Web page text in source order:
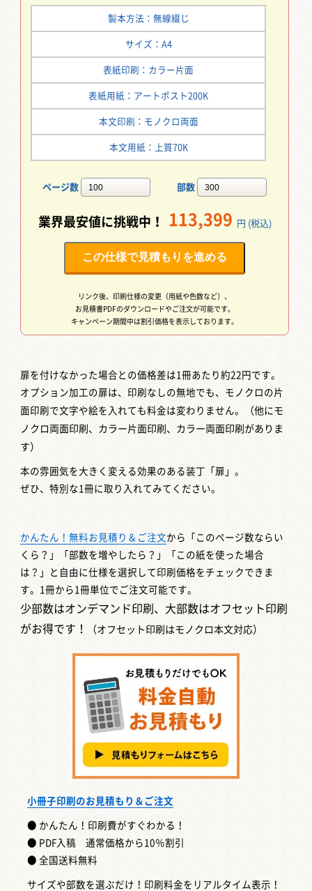
製本方法：無線綴じ
サイズ：A4
表紙印刷：カラー片面
表紙用紙：アートポスト200K
本文印刷：モノクロ両面
本文用紙：上質70K
ページ数 部数
業界最安値に挑戦中！ 113,399 円 (税込)
この仕様で見積もりを進める
リンク後、印刷仕様の変更（用紙や色数など）、
お見積書PDFのダウンロードやご注文が可能です。
キャンペーン期間中は割引価格を表示しております。
扉を付けなかった場合との価格差は1冊あたり約22円です。
オプション加工の扉は、印刷なしの無地でも、モノクロの片
面印刷で文字や絵を入れても料金は変わりません。
（他にモ
ノクロ両面印刷、カラー片面印刷、カラー両面印刷がありま
す）
本の雰囲気を大きく変える効果のある装丁「扉」。
ぜひ、特別な1冊に取り入れてみてください。
かんたん！無料お見積り＆ご注文から「このページ数ならい
くら？」「部数を増やしたら？」「この紙を使った場合
は？」と自由に仕様を選択して印刷価格をチェックできま
す。1冊から1冊単位でご注文可能です。
少部数はオンデマンド印刷、大部数はオフセット印刷
がお得です！
（オフセット印刷はモノクロ本文対応）
小冊子印刷のお見積もり＆ご注文
● かんたん！印刷費がすぐわかる！
● PDF入稿 通常価格から10％割引
● 全国送料無料
サイズや部数を選ぶだけ！印刷料金をリアルタイム表示！